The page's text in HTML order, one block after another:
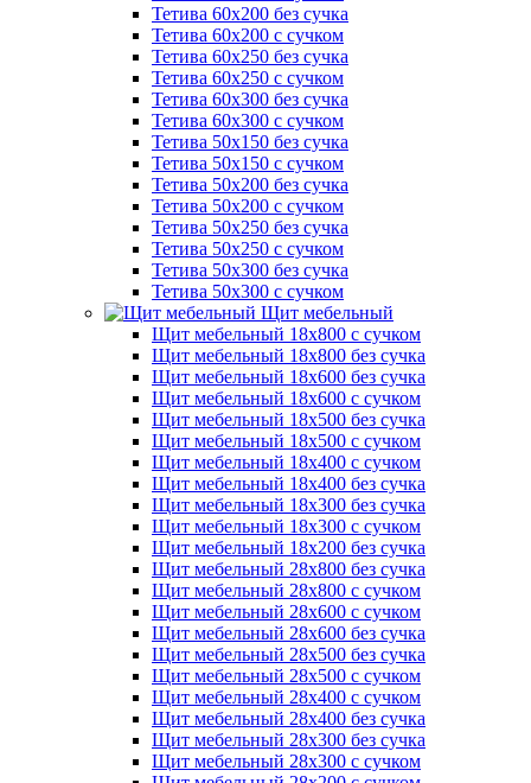
Тетива 60х200 без сучка
Тетива 60х200 с сучком
Тетива 60х250 без сучка
Тетива 60х250 с сучком
Тетива 60х300 без сучка
Тетива 60х300 с сучком
Тетива 50х150 без сучка
Тетива 50х150 с сучком
Тетива 50х200 без сучка
Тетива 50х200 с сучком
Тетива 50х250 без сучка
Тетива 50х250 с сучком
Тетива 50х300 без сучка
Тетива 50х300 с сучком
Щит мебельный
Щит мебельный 18х800 с сучком
Щит мебельный 18х800 без сучка
Щит мебельный 18х600 без сучка
Щит мебельный 18х600 с сучком
Щит мебельный 18х500 без сучка
Щит мебельный 18х500 с сучком
Щит мебельный 18х400 с сучком
Щит мебельный 18х400 без сучка
Щит мебельный 18х300 без сучка
Щит мебельный 18х300 с сучком
Щит мебельный 18х200 без сучка
Щит мебельный 28х800 без сучка
Щит мебельный 28х800 с сучком
Щит мебельный 28х600 с сучком
Щит мебельный 28х600 без сучка
Щит мебельный 28х500 без сучка
Щит мебельный 28х500 с сучком
Щит мебельный 28х400 с сучком
Щит мебельный 28х400 без сучка
Щит мебельный 28х300 без сучка
Щит мебельный 28х300 с сучком